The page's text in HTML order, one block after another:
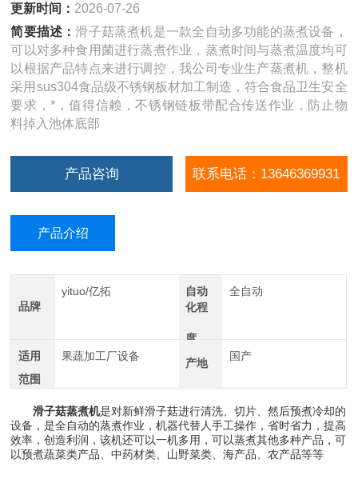
更新时间： 2026-07-26
简要描述：滑子菇蒸煮机是一款全自动多功能的蒸煮设备，
可以对多种食用菌进行蒸煮作业，蒸煮时间与蒸煮温度均可
以根据产品特点来进行调控，我公司专业生产蒸煮机，整机
采用sus304食品级不锈钢板材加工制造，符合食品卫生安全
要求，*，值得信赖，不锈钢链板带配合传送作业，防止物
料掉入池体底部
产品咨询 联系电话：13646369931
产品介绍
品牌
yituo/亿拓
自动
化程
度
全自动
适用
范围
果蔬加工厂设备
产地
国产
滑子菇蒸煮机是对新鲜滑子菇进行清洗、切片、然后预煮冷却的
设备，是全自动的蒸煮作业，机器代替人手工操作，省时省力，提高
效率，创造利润，该机还可以一机多用，可以蒸煮其他多种产品，可
以预煮蔬菜类产品、中药材类、山野菜类、海产品、农产品等等